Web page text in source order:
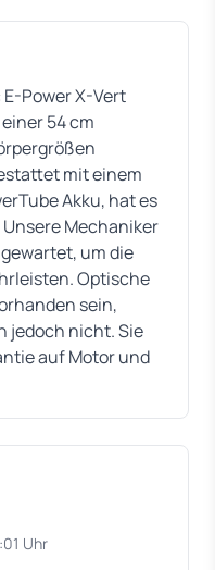
Power X-Vert
54 cm
mit einem
Akku, hat es
Mechaniker
um die
Optische
sein,
jedoch nicht. Sie
auf Motor und
Uhr